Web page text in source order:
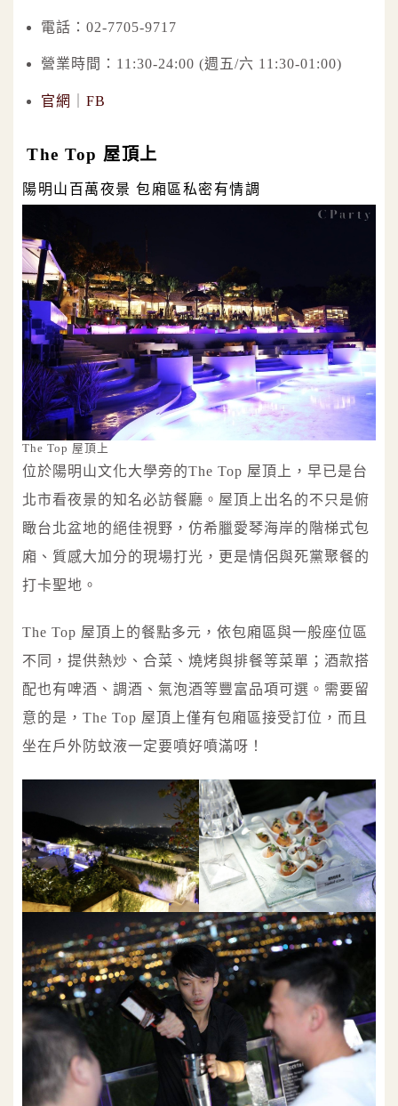
電話：02-7705-9717
營業時間：11:30-24:00 (週五/六 11:30-01:00)
官網 FB
The Top 屋頂上
陽明山百萬夜景 包廂區私密有情調
The Top 屋頂上
位於陽明山文化大學旁的The Top 屋頂上，早已是台
北市看夜景的知名必訪餐廳。屋頂上出名的不只是俯
瞰台北盆地的絕佳視野，仿希臘愛琴海岸的階梯式包
廂、質感大加分的現場打光，更是情侶與死黨聚餐的
打卡聖地。
The Top 屋頂上的餐點多元，依包廂區與一般座位區
不同，提供熱炒、合菜、燒烤與排餐等菜單；酒款搭
配也有啤酒、調酒、氣泡酒等豐富品項可選。需要留
意的是，The Top 屋頂上僅有包廂區接受訂位，而且
坐在戶外防蚊液一定要噴好噴滿呀！